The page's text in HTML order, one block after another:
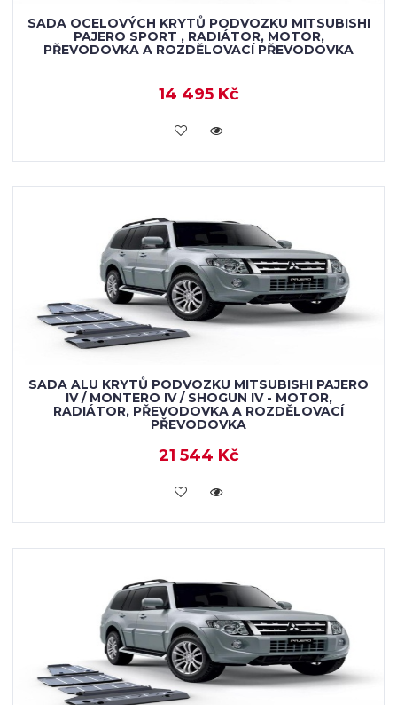
SADA OCELOVÝCH KRYTŮ PODVOZKU MITSUBISHI
PAJERO SPORT , RADIÁTOR, MOTOR,
PŘEVODOVKA A ROZDĚLOVACÍ PŘEVODOVKA
14 495 Kč
KOUPIT
SADA ALU KRYTŮ PODVOZKU MITSUBISHI PAJERO
IV / MONTERO IV / SHOGUN IV - MOTOR,
RADIÁTOR, PŘEVODOVKA A ROZDĚLOVACÍ
PŘEVODOVKA
21 544 Kč
KOUPIT